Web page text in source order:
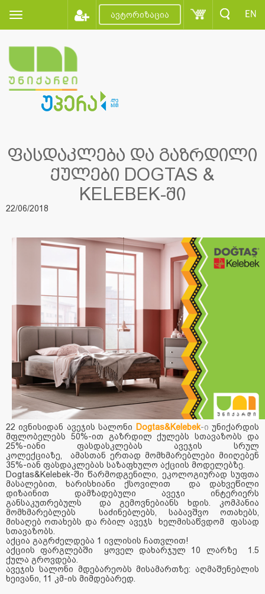
ავტორიზაცია EN
ფასდაკლება და გაზრდილი
ქულები DOGTAS &
KELEBEK-ში
22/06/2018
22 ივნისიდან ავეჯის სალონი Dogtas&Kelebek-ი უნიქარდის
მფლობელებს 50%-ით გაზრდილ ქულებს სთავაზობს და
25%-იანი ფასდასკლებას ავეჯის სრულ
კოლექციაზე,
ამასთან ერთად მომხმარებლები მიიღებენ
35%-იან ფასდაკლებას საზაფხულო აქციის მოდელებზე.
Dogtas&Kelebek-ში წარმოდგენილი, ეკოლოგიურად სუფთა
მასალებით, ხარისხიანი ქსოვილით და დახვეწილი
დიზაინით დამზადებული ავეჯი ინტერიერს
განსაკუთრებულს და გემოვნებიანს ხდის. კომპანია
მომხმარებლებს საძინებლებს, საბავშვო ოთახებს,
მისაღებ ოთახებს და რბილ ავეჯს ხელმისაწვდომ ფასად
სთავაზობს.
აქცია გაგრძელდება 1 ივლისის ჩათვლით!
აქციის ფარგლებში ყოველ დახარჯულ 10 ლარზე 1.5
ქულა გროვდება.
ავეჯის სალონი მდებარეობს მისამართზე: აღმაშენებლის
ხეივანი, 11 კმ-ის მიმდებარედ.